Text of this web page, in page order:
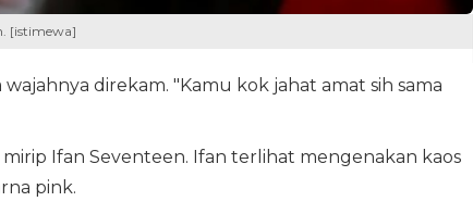
[istimewa]
direkam. "Kamu kok jahat amat sih sama
Ifan Seventeen. Ifan terlihat mengenakan kaos
pink.